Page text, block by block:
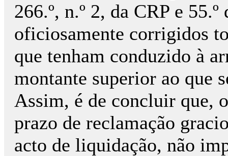
266.º, n.º 2, da CRP e
oficiosamente corrigidos
que tenham conduzido à
montante superior ao
Assim, é de concluir que,
prazo de reclamação
acto de liquidação, não